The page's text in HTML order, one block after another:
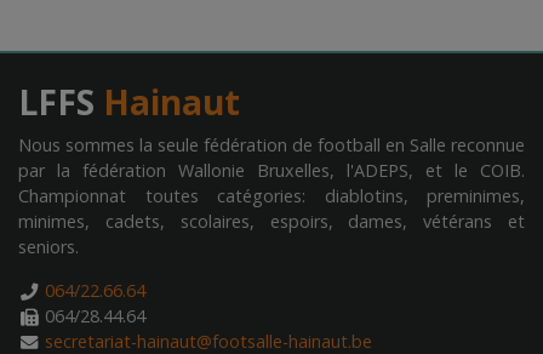
LFFS Hainaut
Nous sommes la seule fédération de football en Salle reconnue
par la fédération Wallonie Bruxelles, l'ADEPS, et le COIB.
Championnat toutes catégories: diablotins, preminimes,
minimes, cadets, scolaires, espoirs, dames, vétérans et
seniors.
064/22.66.64
064/28.44.64
secretariat-hainaut@footsalle-hainaut.be